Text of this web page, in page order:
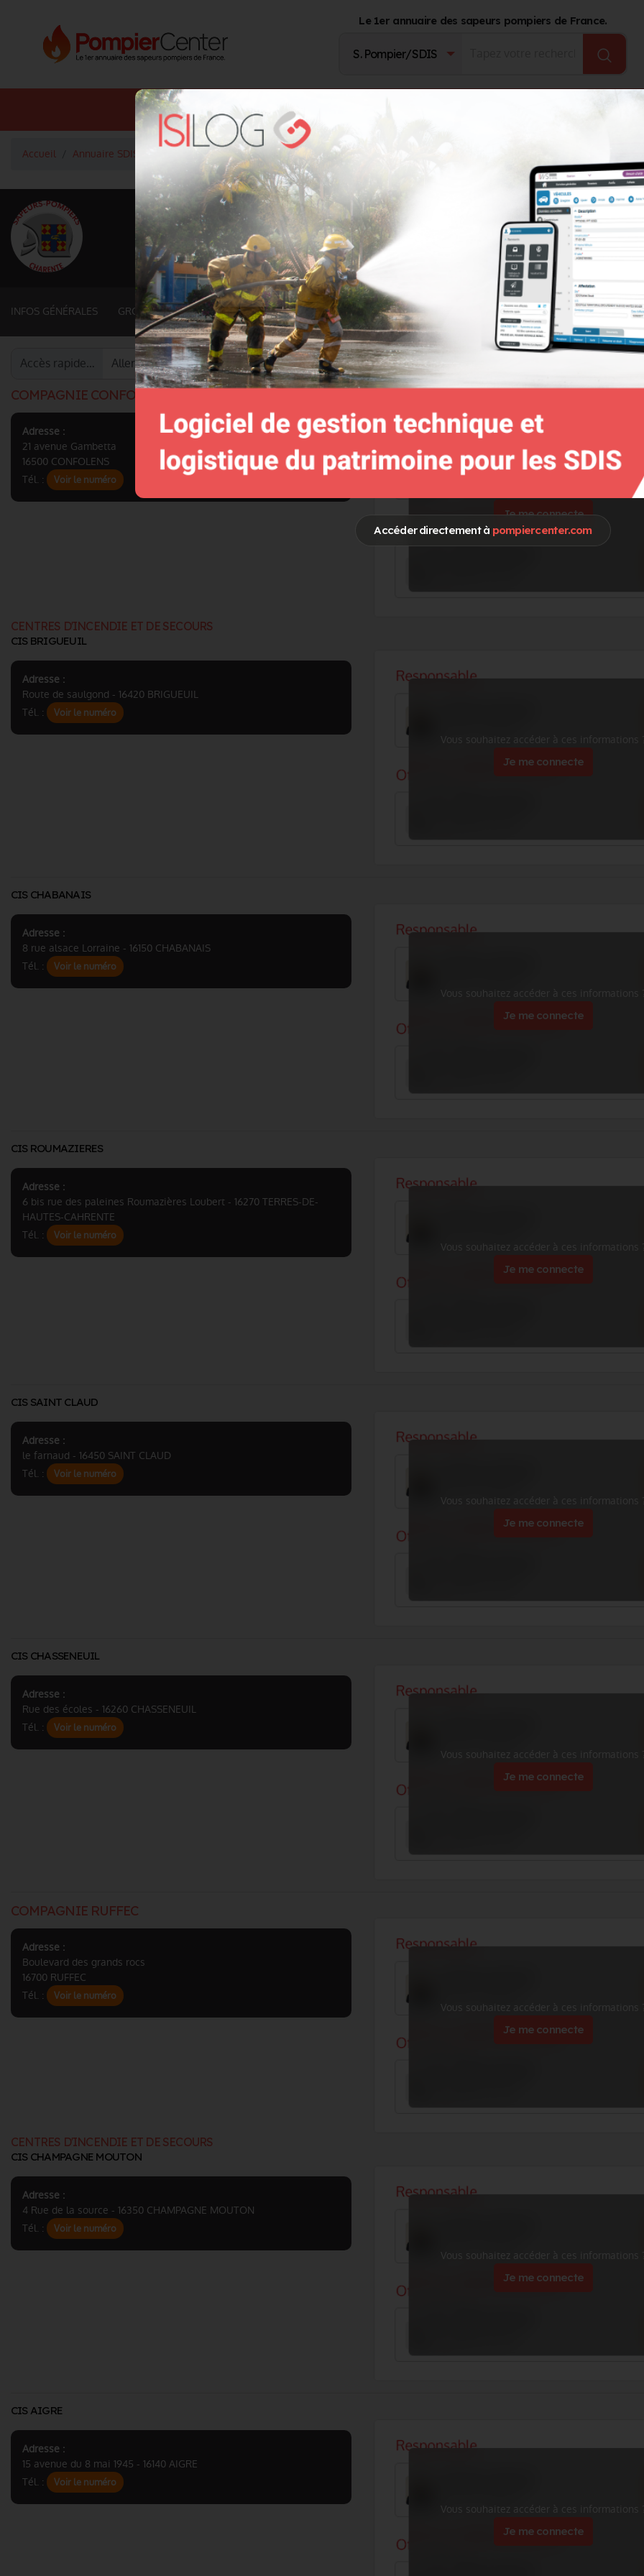
Accéder directement à pompiercenter.com
Le 1er annuaire des sapeurs pompiers de France.
Annuaire SDIS Annuaire Fournisseurs
Accueil Annuaire SDIS Groupements territoriaux (16. CHARENTE)
< Retour à la liste des SDIS
SDIS Charente à L'Isle-d'Espagnac (16)
DépartementCHARENTE
5956 km² - 41159 habitants
INFOS GÉNÉRALES GROUPEMENTS ET SERVICES FONCTIONNELS GROUPEMENTS TERRITORIAUX AUTRES ORGANISMES
Accès rapide…
COMPAGNIE CONFOLENS
Adresse :
21 avenue Gambetta
16500 CONFOLENS
Tél. :
Voir le numéro
Vous souhaitez accéder à ces informations
Je me connecte
CENTRES D'INCENDIE ET DE SECOURS
CIS BRIGUEUIL
Adresse :
Route de saulgond - 16420 BRIGUEUIL
Tél. :
Voir le numéro
Vous souhaitez accéder à ces informations
Je me connecte
CIS CHABANAIS
Adresse :
8 rue alsace Lorraine - 16150 CHABANAIS
Tél. :
Voir le numéro
Vous souhaitez accéder à ces informations
Je me connecte
CIS ROUMAZIERES
Adresse :
6 bis rue des paleines Roumazières Loubert - 16270 TERRES-DE-
HAUTES-CAHRENTE
Tél. :
Voir le numéro
Vous souhaitez accéder à ces informations
Je me connecte
CIS SAINT CLAUD
Adresse :
le farnaud - 16450 SAINT CLAUD
Tél. :
Voir le numéro
Vous souhaitez accéder à ces informations
Je me connecte
CIS CHASSENEUIL
Adresse :
Rue des écoles - 16260 CHASSENEUIL
Tél. :
Voir le numéro
Vous souhaitez accéder à ces informations
Je me connecte
COMPAGNIE RUFFEC
Adresse :
Boulevard des grands rocs
16700 RUFFEC
Tél. :
Voir le numéro
Vous souhaitez accéder à ces informations
Je me connecte
CENTRES D'INCENDIE ET DE SECOURS
CIS CHAMPAGNE MOUTON
Adresse :
4 Rue de la source - 16350 CHAMPAGNE MOUTON
Tél. :
Voir le numéro
Vous souhaitez accéder à ces informations
Je me connecte
CIS AIGRE
Adresse :
15 avenue du 8 mai 1945 - 16140 AIGRE
Tél. :
Voir le numéro
Vous souhaitez accéder à ces informations
Je me connecte